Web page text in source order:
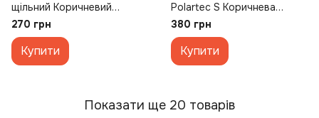
щільний Коричневий
Чорний (Khaki Black)
270 грн
Купити
Polartec S Коричнева
(Coyote)
380 грн
Купити
Показати ще 20 товарів